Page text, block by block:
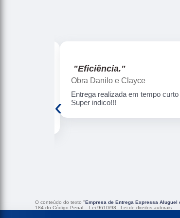
"Segurança e
Arjuna Diamantino
Uso constantemente (a cada 2
serviços da BH JET Express .
questão de coleta e entrega pra
‹
O conteúdo do texto "Empresa de Entrega Expressa Aluguel
184 do Código Penal – Lei 9610/98 - Lei de direitos autorais